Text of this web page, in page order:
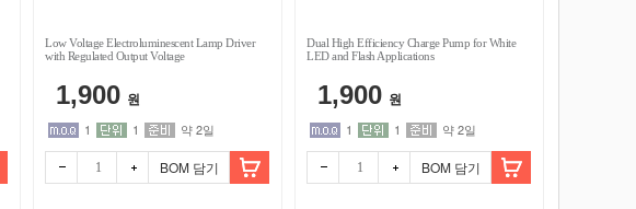
빼기 더하 빼기 더하
Low Voltage Electroluminescent Lamp Driver
with Regulated Output Voltage
1,900 원
1 1 약 2일
BOM 담기
Dual High Efficiency Charge Pump for White
LED and Flash Applications
1,900 원
1 1 약 2일
BOM 담기